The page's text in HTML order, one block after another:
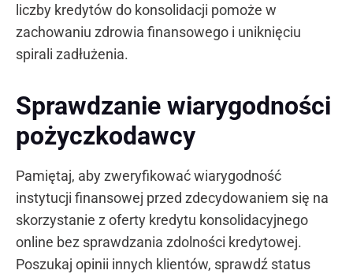
liczby kredytów do konsolidacji pomoże w
zachowaniu zdrowia finansowego i uniknięciu
spirali zadłużenia.
Sprawdzanie wiarygodności
pożyczkodawcy
Pamiętaj, aby zweryfikować wiarygodność
instytucji finansowej przed zdecydowaniem się na
skorzystanie z oferty kredytu konsolidacyjnego
online bez sprawdzania zdolności kredytowej.
Poszukaj opinii innych klientów, sprawdź status